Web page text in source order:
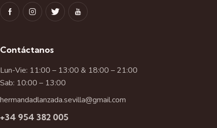
Contáctanos
Lun-Vie: 11:00 – 13:00 & 18:00 – 21:00
Sab: 10:00 – 13:00
hermandadlanzada.sevilla@gmail.com
+34 954 382 005